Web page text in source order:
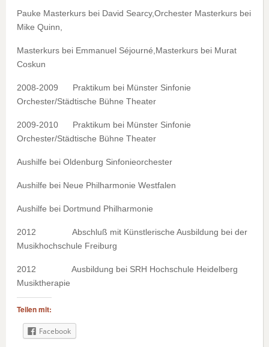
Pauke Masterkurs bei David Searcy,Orchester Masterkurs bei
Mike Quinn,
Masterkurs bei Emmanuel Séjourné,Masterkurs bei Murat
Coskun
2008-2009 Praktikum bei Münster Sinfonie
Orchester/Städtische Bühne Theater
2009-2010 Praktikum bei Münster Sinfonie
Orchester/Städtische Bühne Theater
Aushilfe bei Oldenburg Sinfonieorchester
Aushilfe bei Neue Philharmonie Westfalen
Aushilfe bei Dortmund Philharmonie
2012 Abschluß mit Künstlerische Ausbildung bei der
Musikhochschule Freiburg
2012 Ausbildung bei SRH Hochschule Heidelberg
Musiktherapie
Teilen mit:
Facebook